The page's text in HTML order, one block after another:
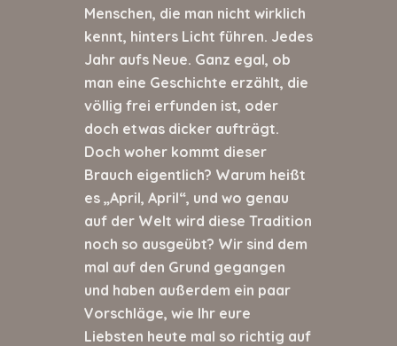
Menschen, die man nicht wirklich
kennt, hinters Licht führen. Jedes
Jahr aufs Neue. Ganz egal, ob
man eine Geschichte erzählt, die
völlig frei erfunden ist, oder
doch etwas dicker aufträgt.
Doch woher kommt dieser
Brauch eigentlich? Warum heißt
es „April, April“, und wo genau
auf der Welt wird diese Tradition
noch so ausgeübt? Wir sind dem
mal auf den Grund gegangen
und haben außerdem ein paar
Vorschläge, wie Ihr eure
Liebsten heute mal so richtig auf